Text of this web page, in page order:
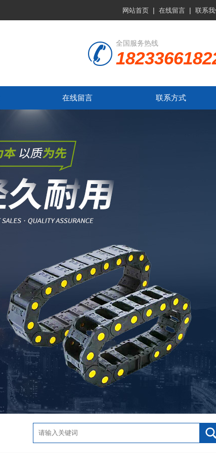
网站首页 | 在线留言 | 联系
全国服务热线
在线留言 联系方式